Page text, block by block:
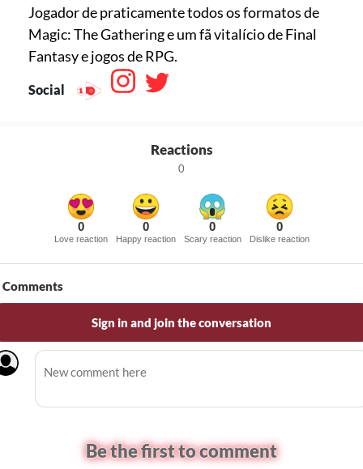
Jogador de praticamente todos os formatos de
Magic: The Gathering e um fã vitalício de Final
Social
Reactions
0
0
Love reaction
0
Happy reaction
0
Scary reaction
0
Dislike reaction
Comments
Sign in and join the conversation
Be the first to comment